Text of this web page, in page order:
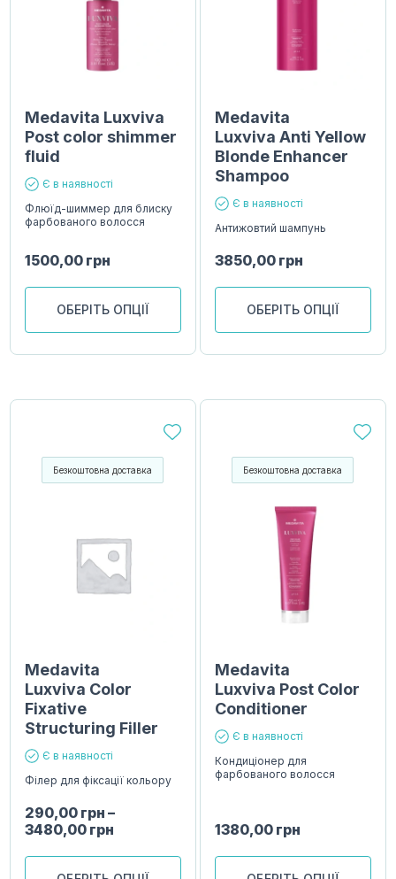
Medavita Luxviva
Post color shimmer
fluid
Є в наявності
Флюїд-шиммер для блиску
фарбованого волосся
1500,00 грн
ОБЕРІТЬ ОПЦІЇ
Medavita
Luxviva Anti Yellow
Blonde Enhancer
Shampoo
Є в наявності
Антижовтий шампунь
3850,00 грн
ОБЕРІТЬ ОПЦІЇ
Безкоштовна доставка
Medavita
Luxviva Color
Fixative
Structuring Filler
Є в наявності
Філер для фіксації кольору
290,00 грн –
3480,00 грн
Безкоштовна доставка
Medavita
Luxviva Post Color
Conditioner
Є в наявності
Кондиціонер для
фарбованого волосся
1380,00 грн